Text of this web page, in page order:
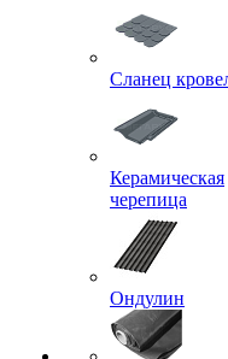
Сланец
Керамическая
черепица
Ондулин